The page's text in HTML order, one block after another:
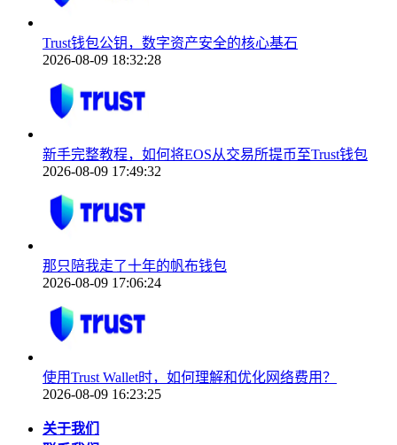
Trust钱包公钥，数字资产安全的核心基石
2026-08-09 18:32:28
新手完整教程，如何将EOS从交易所提币至Trust钱包
2026-08-09 17:49:32
那只陪我走了十年的帆布钱包
2026-08-09 17:06:24
使用Trust Wallet时，如何理解和优化网络费用？
2026-08-09 16:23:25
关于我们